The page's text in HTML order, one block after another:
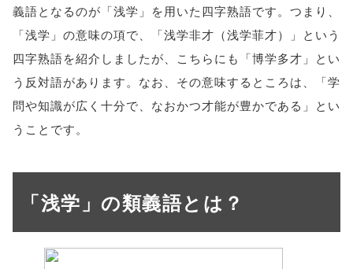
義語となるのが「浅学」を用いた四字熟語です。つまり、
「浅学」の意味の項で、「浅学非才（浅学菲才）」という
四字熟語を紹介しましたが、こちらにも「博学多才」とい
う反対語があります。なお、その意味するところは、「学
問や知識が広く十分で、なおかつ才能が豊かである」とい
うことです。
「浅学」の類義語とは？